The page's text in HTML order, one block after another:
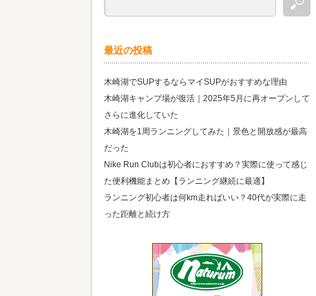
最近の投稿
木崎湖でSUPするならマイSUPがおすすめな理由
木崎湖キャンプ場が復活｜2025年5月に再オープンして
さらに進化していた
木崎湖を1周ランニングしてみた｜景色と開放感が最高
だった
Nike Run Clubは初心者におすすめ？実際に使って感じ
た便利機能まとめ【ランニング継続に最適】
ランニング初心者は何km走ればいい？40代が実際に走
った距離と続け方